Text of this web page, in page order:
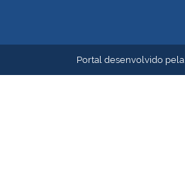
Portal desenvolvido pela